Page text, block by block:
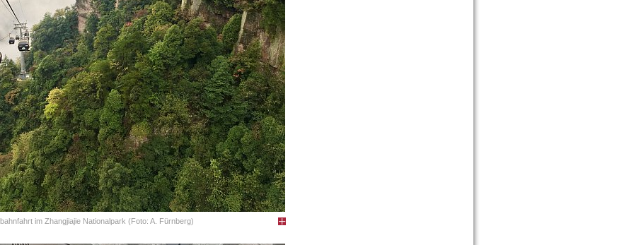
im Zhangjiajie Nationalpark (Foto: A. Fürnberg)